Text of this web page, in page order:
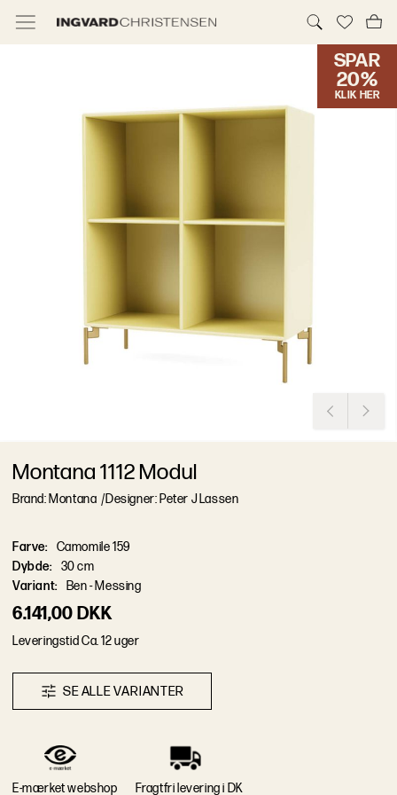
SPAR
20%
KLIK HER
6.141,00 DKK
Leveringstid Ca. 12 uger
Montana 1112 Modul
Brand: Montana /Designer: Peter J Lassen
SEALLEVAR ANTER
Farve:
Camomile 159
Dybde:
30 cm
Variant: Ben - Messing
E-mærket webshop Fragtfri levering i DK